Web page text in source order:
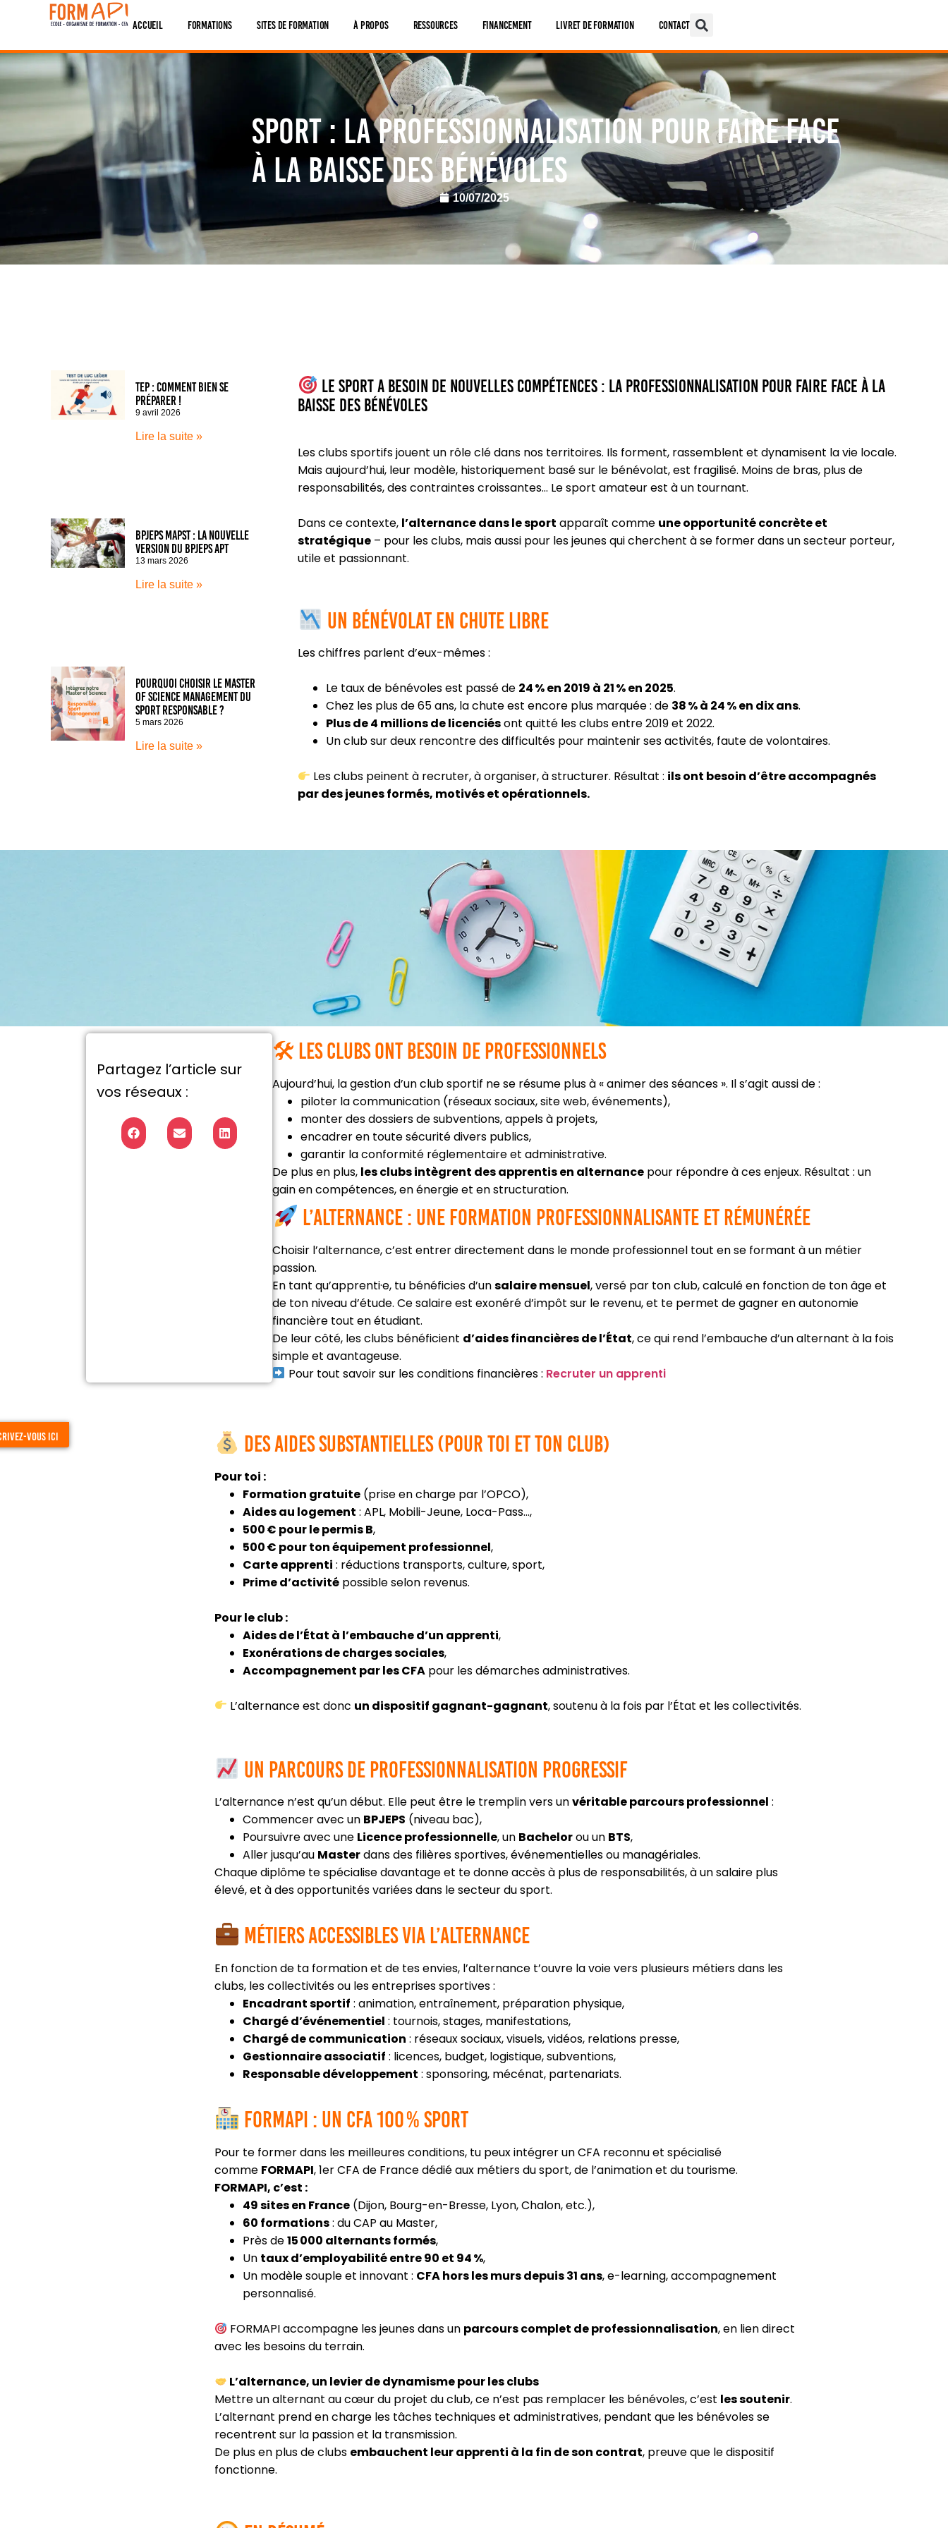
Accueil Formations Sites De Formation À Propos Ressources Financement Livret De Formation Contact
vous ici
Sport : la professionnalisation pour faire face
à la baisse des bénévoles
10/07/2025
TEP : comment bien se
préparer !
9 avril 2026
Lire la suite »
BPJEPS MAPST : la nouvelle
version du BPJEPS APT
13 mars 2026
Lire la suite »
Pourquoi choisir le Master
of Science Management du
Sport Responsable ?
5 mars 2026
Lire la suite »
Le sport a besoin de nouvelles compétences : la professionnalisation pour faire face à la
baisse des bénévoles
Les clubs sportifs jouent un rôle clé dans nos territoires. Ils forment, rassemblent et dynamisent la vie locale.
Mais aujourd’hui, leur modèle, historiquement basé sur le bénévolat, est fragilisé. Moins de bras, plus de
responsabilités, des contraintes croissantes… Le sport amateur est à un tournant.
Dans ce contexte, l’alternance dans le sport apparaît comme une opportunité concrète et
stratégique – pour les clubs, mais aussi pour les jeunes qui cherchent à se former dans un secteur porteur,
utile et passionnant.
Un bénévolat en chute libre
Les chiffres parlent d’eux-mêmes :
Le taux de bénévoles est passé de 24 % en 2019 à 21 % en 2025.
Chez les plus de 65 ans, la chute est encore plus marquée : de 38 % à 24 % en dix ans.
Plus de 4 millions de licenciésont quitté les clubs entre 2019 et 2022.
Un club sur deux rencontre des difficultés pour maintenir ses activités, faute de volontaires.
Les clubs peinent à recruter, à organiser, à structurer. Résultat : ils ont besoin d’être accompagnés
par des jeunes formés, motivés et opérationnels.
Partagez l’article sur
vos réseaux :
🛠 Les clubs ont besoin de professionnels
Aujourd’hui, la gestion d’un club sportif ne se résume plus à « animer des séances ». Il s’agit aussi de :
piloter la communication (réseaux sociaux, site web, événements),
monter des dossiers de subventions, appels à projets,
encadrer en toute sécurité divers publics,
garantir la conformité réglementaire et administrative.
De plus en plus, les clubs intègrent des apprentis en alternance pour répondre à ces enjeux. Résultat : un
gain en compétences, en énergie et en structuration.
L’alternance : une formation professionnalisante et rémunérée
Choisir l’alternance, c’est entrer directement dans le monde professionnel tout en se formant à un métier
passion.
En tant qu’apprenti·e, tu bénéficies d’unsalaire mensuel, versé par ton club, calculé en fonction de ton âge et
de ton niveau d’étude. Ce salaire est exonéré d’impôt sur le revenu, et te permet de gagner en autonomie
financière tout en étudiant.
De leur côté, les clubs bénéficient d’aides financières de l’État, ce qui rend l’embauche d’un alternant à la fois
simple et avantageuse.
Pour tout savoir sur les conditions financières : Recruter un apprenti
Des aides substantielles (pour toi et ton club)
Pour toi :
Formation gratuite(prise en charge par l’OPCO),
Aides au logement : APL, Mobili-Jeune, Loca-Pass…,
500 € pour le permis B,
500 € pour ton équipement professionnel,
Carte apprenti : réductions transports, culture, sport,
Prime d’activitépossible selon revenus.
Pour le club :
Aides de l’État à l’embauche d’un apprenti,
Exonérations de charges sociales,
Accompagnement par les CFApour les démarches administratives.
L’alternance est donc un dispositif gagnant-gagnant, soutenu à la fois par l’État et les collectivités.
Un parcours de professionnalisation progressif
L’alternance n’est qu’un début. Elle peut être le tremplin vers unvéritable parcours professionnel :
Commencer avec un BPJEPS (niveau bac),
Poursuivre avec une Licence professionnelle, un Bachelorou un BTS,
Aller jusqu’au Masterdans des filières sportives, événementielles ou managériales.
Chaque diplôme te spécialise davantage et te donne accès à plus de responsabilités, à un salaire plus
élevé, et à des opportunités variées dans le secteur du sport.
Métiers accessibles via l’alternance
En fonction de ta formation et de tes envies, l’alternance t’ouvre la voie vers plusieurs métiers dans les
clubs, les collectivités ou les entreprises sportives :
Encadrant sportif : animation, entraînement, préparation physique,
Chargé d’événementiel : tournois, stages, manifestations,
Chargé de communication : réseaux sociaux, visuels, vidéos, relations presse,
Gestionnaire associatif : licences, budget, logistique, subventions,
Responsable développement : sponsoring, mécénat, partenariats.
FORMAPI : un CFA 100 % sport
Pour te former dans les meilleures conditions, tu peux intégrer un CFA reconnu et spécialisé
comme FORMAPI, 1er CFA de France dédié aux métiers du sport, de l’animation et du tourisme.
FORMAPI, c’est :
49 sites en France(Dijon, Bourg-en-Bresse, Lyon, Chalon, etc.),
60 formations: du CAP au Master,
Près de15 000 alternants formés,
Un taux d’employabilité entre 90 et 94 %,
Un modèle souple et innovant : CFA hors les murs depuis 31 ans, e-learning, accompagnement
personnalisé.
FORMAPI accompagne les jeunes dans un parcours complet de professionnalisation, en lien direct
avec les besoins du terrain.
L’alternance, un levier de dynamisme pour les clubs
Mettre un alternant au cœur du projet du club, ce n’est pas remplacer les bénévoles, c’est les soutenir.
L’alternant prend en charge les tâches techniques et administratives, pendant que les bénévoles se
recentrent sur la passion et la transmission.
De plus en plus de clubs embauchent leur apprenti à la fin de son contrat, preuve que le dispositif
fonctionne.
Panneau de gestion des cookies